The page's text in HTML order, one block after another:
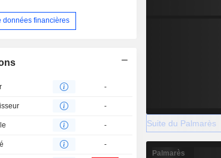
données financières
-
-
-
-
Suite du Palmarès
Palmarès